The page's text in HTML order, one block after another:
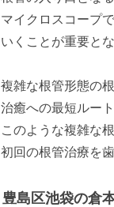
マイクロスコープ
いくことが重要とな
複雑な根管形態の
治癒への最短ルー
このような複雑な
初回の根管治療を
豊島区池袋の倉